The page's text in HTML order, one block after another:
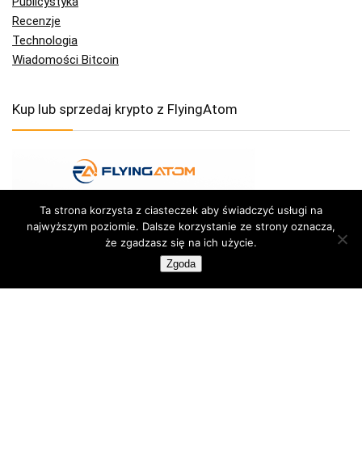
Recenzje
Technologia
Wiadomości Bitcoin
Kup lub sprzedaj krypto z FlyingAtom
Ta strona korzysta z ciasteczek aby świadczyć usługi na
najwyższym poziomie. Dalsze korzystanie ze strony oznacza,
że zgadzasz się na ich użycie.
Zgoda